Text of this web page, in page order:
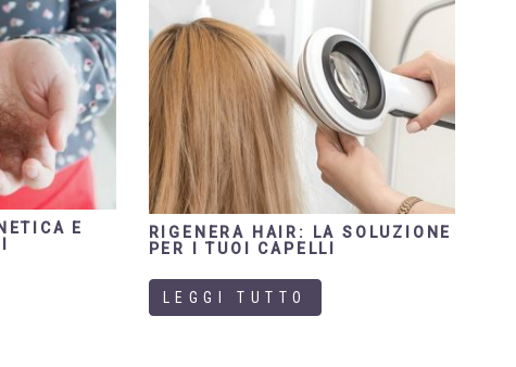
E
RIGENERA HAIR: LA SOLUZIONE
PER I TUOI CAPELLI
LEGGI TUTTO